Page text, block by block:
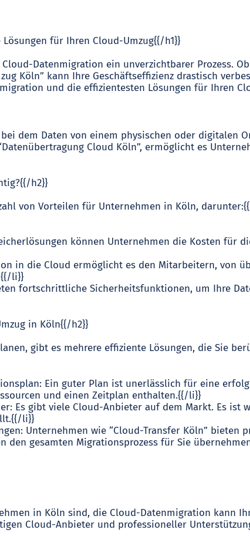
für Ihren Cloud-Umzug{{/h1}}
Datenmigration ein unverzichtbarer Prozess.
Köln” kann Ihre Geschäftseffizienz drastisch
und die effizientesten Lösungen für Ihren
dem Daten von einem physischen oder digitalen
Cloud Köln”, ermöglicht es
h2}}
von Vorteilen für Unternehmen in Köln,
können Unternehmen die Kosten für
in die Cloud ermöglicht es den Mitarbeitern, von
li}}
fortschrittliche Sicherheitsfunktionen, um Ihre
in Köln{{/h2}}
gibt es mehrere effiziente Lösungen, die Sie
Ein guter Plan ist unerlässlich für eine
und einen Zeitplan enthalten.{{/li}}
Es gibt viele Cloud-Anbieter auf dem Markt. Es ist
li}}
Unternehmen wie “Cloud-Transfer Köln” bieten
den gesamten Migrationsprozess für Sie
in Köln sind, die Cloud-Datenmigration kann
Cloud-Anbieter und professioneller